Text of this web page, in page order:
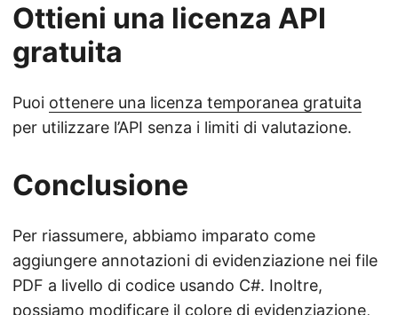
Ottieni una licenza API
gratuita
Puoi ottenere una licenza temporanea gratuita
per utilizzare l’API senza i limiti di valutazione.
Conclusione
Per riassumere, abbiamo imparato come
aggiungere annotazioni di evidenziazione nei file
PDF a livello di codice usando C#. Inoltre,
possiamo modificare il colore di evidenziazione,